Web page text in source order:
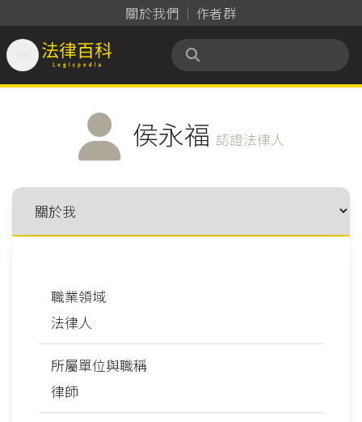
關於我們 作者群
法律百科 Legispedia
侯永福 認證法律人
職業領域
法律人
所屬單位與職稱
律師